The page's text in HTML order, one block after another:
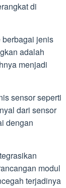
di
berbagai jenis
adalah
menjadi
sensor seperti
dari sensor
dengan
modul
terjadinya